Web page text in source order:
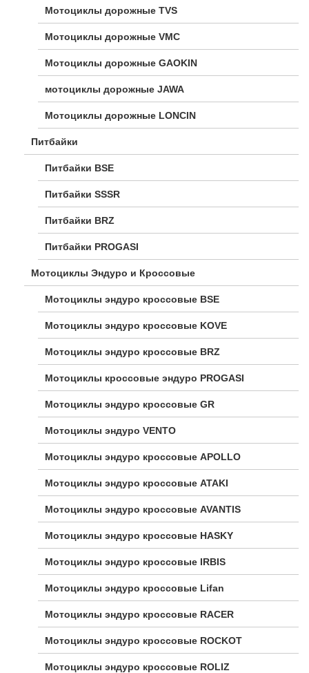
Мотоциклы дорожные TVS
Мотоциклы дорожные VMC
Мотоциклы дорожные GAOKIN
мотоциклы дорожные JAWA
Мотоциклы дорожные LONCIN
Питбайки
Питбайки BSE
Питбайки SSSR
Питбайки BRZ
Питбайки PROGASI
Мотоциклы Эндуро и Кроссовые
Мотоциклы эндуро кроссовые BSE
Мотоциклы эндуро кроссовые KOVE
Мотоциклы эндуро кроссовые BRZ
Мотоциклы кроссовые эндуро PROGASI
Мотоциклы эндуро кроссовые GR
Мотоциклы эндуро VENTO
Мотоциклы эндуро кроссовые APOLLO
Мотоциклы эндуро кроссовые ATAKI
Мотоциклы эндуро кроссовые AVANTIS
Мотоциклы эндуро кроссовые HASKY
Мотоциклы эндуро кроссовые IRBIS
Мотоциклы эндуро кроссовые Lifan
Мотоциклы эндуро кроссовые RACER
Мотоциклы эндуро кроссовые ROCKOT
Мотоциклы эндуро кроссовые ROLIZ